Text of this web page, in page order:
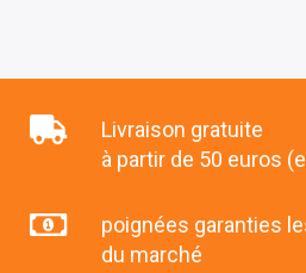
Livraison gratuite
à partir de 50 euros
poignées garanties
du marché